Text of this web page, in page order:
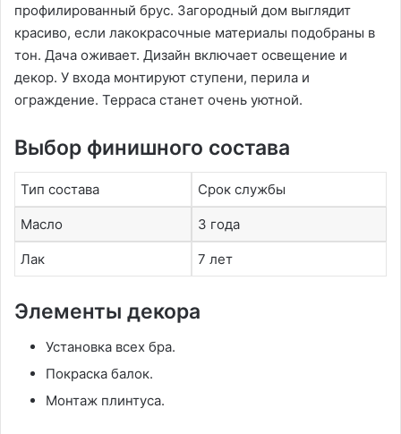
профилированный брус. Загородный дом выглядит
красиво, если лакокрасочные материалы подобраны в
тон. Дача оживает. Дизайн включает освещение и
декор. У входа монтируют ступени, перила и
ограждение. Терраса станет очень уютной.
Выбор финишного состава
Тип состава Срок службы
Масло 3 года
Лак 7 лет
Элементы декора
Установка всех бра.
Покраска балок.
Монтаж плинтуса.